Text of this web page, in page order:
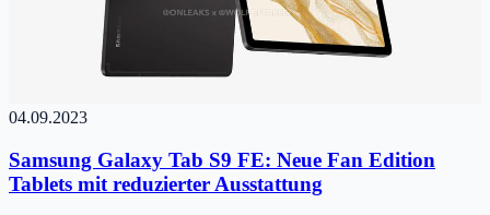
04.09.2023
Samsung Galaxy Tab S9 FE: Neue Fan Edition
Tablets mit reduzierter Ausstattung